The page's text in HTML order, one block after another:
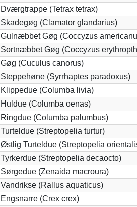
Dværgtrappe (Tetrax tetrax)
Skadegøg (Clamator glandarius)
Gulnæbbet Gøg (Coccyzus
Sortnæbbet Gøg (Coccyzus
Gøg (Cuculus canorus)
Steppehøne (Syrrhaptes paradoxus)
Klippedue (Columba livia)
Huldue (Columba oenas)
Ringdue (Columba palumbus)
Turteldue (Streptopelia turtur)
Østlig Turteldue (Streptopelia
Tyrkerdue (Streptopelia decaocto)
Sørgedue (Zenaida macroura)
Vandrikse (Rallus aquaticus)
Engsnarre (Crex crex)